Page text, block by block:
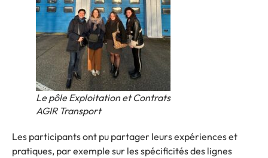
Le pôle Exploitation et Contrats
AGIR Transport
Les participants ont pu partager leurs expériences et
pratiques, par exemple sur les spécificités des lignes